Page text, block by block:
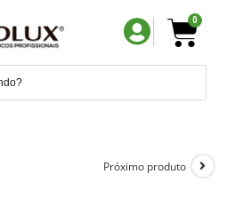
0
Próximo produto